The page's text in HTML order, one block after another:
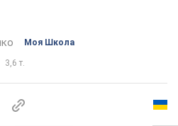
Моя Школа
3,6 т.